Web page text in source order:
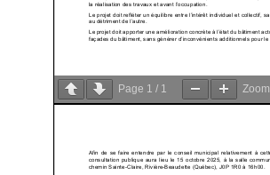
Page 1 / 1 Zoom